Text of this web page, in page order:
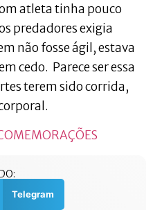
atleta tinha pouco
predadores exigia
não fosse ágil, estava
cedo. Parece ser essa
terem sido corrida,
Telegram